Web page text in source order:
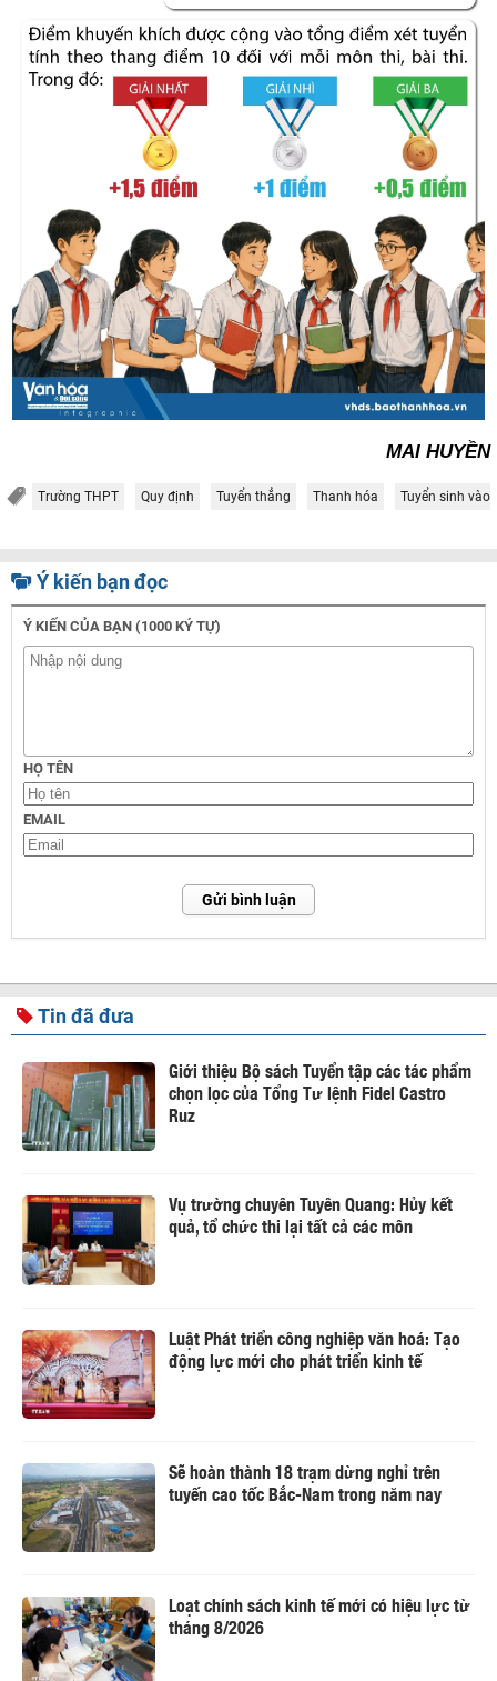
MAI HUYỀN
Trường THPT Quy định Tuyển thẳng Thanh hóa Tuyển sinh vào
Ý kiến bạn đọc
Ý KIẾN CỦA BẠN (1000 KÝ TỰ)
HỌ TÊN
EMAIL
Gửi bình luận
Tin đã đưa
Giới thiệu Bộ sách Tuyển tập các tác phẩm
chọn lọc của Tổng Tư lệnh Fidel Castro
Ruz
Vụ trường chuyên Tuyên Quang: Hủy kết
quả, tổ chức thi lại tất cả các môn
Luật Phát triển công nghiệp văn hoá: Tạo
động lực mới cho phát triển kinh tế
Sẽ hoàn thành 18 trạm dừng nghỉ trên
tuyến cao tốc Bắc-Nam trong năm nay
Loạt chính sách kinh tế mới có hiệu lực từ
tháng 8/2026